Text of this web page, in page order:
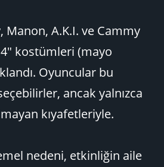
Manon, A.K.I. ve Cammy
kostümleri (mayo
Oyuncular bu
ancak yalnızca
kıyafetleriyle.
nedeni, etkinliğin aile